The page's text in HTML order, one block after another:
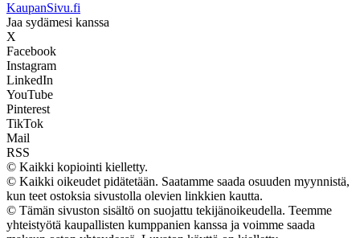
KaupanSivu.fi
Jaa sydämesi kanssa
X
Facebook
Instagram
LinkedIn
YouTube
Pinterest
TikTok
Mail
RSS
© Kaikki kopiointi kielletty.
© Kaikki oikeudet pidätetään. Saatamme saada osuuden myynnistä,
kun teet ostoksia sivustolla olevien linkkien kautta.
© Tämän sivuston sisältö on suojattu tekijänoikeudella. Teemme
yhteistyötä kaupallisten kumppanien kanssa ja voimme saada